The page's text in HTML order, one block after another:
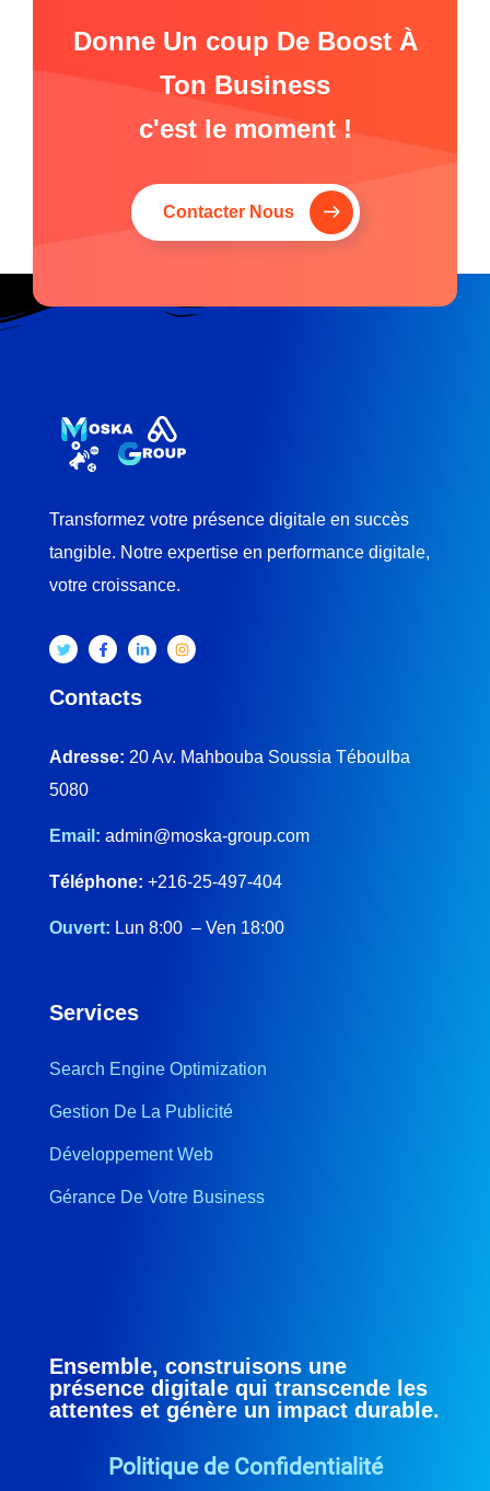
Donne Un coup De Boost À
Ton Business
c'est le moment !
Contacter Nous
Transformez votre présence digitale en succès
tangible. Notre expertise en performance digitale,
votre croissance.
Contacts
Adresse: 20 Av. Mahbouba Soussia Téboulba
5080
Email: admin@moska-group.com
Téléphone: +216-25-497-404
Ouvert: Lun 8:00 – Ven 18:00
Services
Search Engine Optimization
Gestion De La Publicité
Développement Web
Gérance De Votre Business
Ensemble, construisons une
présence digitale qui transcende les
attentes et génère un impact durable.
Politique de Confidentialité